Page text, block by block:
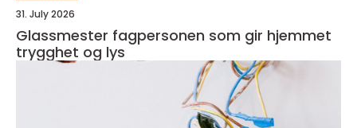
31. July 2026
Glassmester fagpersonen som gir hjemmet
trygghet og lys